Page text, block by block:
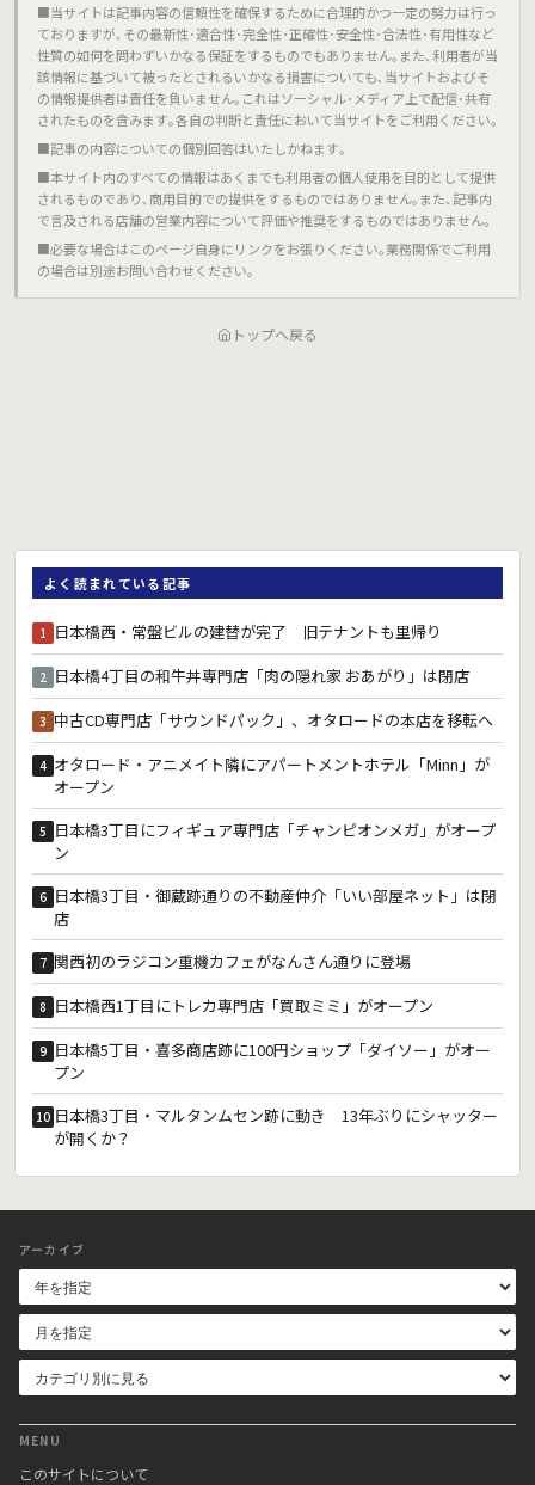
■当サイトは記事内容の信頼性を確保するために合理的かつ一定の努力は行っ
ておりますが､その最新性･適合性･完全性･正確性･安全性･合法性･有用性など
性質の如何を問わずいかなる保証をするものでもありません｡また､利用者が当
該情報に基づいて被ったとされるいかなる損害についても､当サイトおよびそ
の情報提供者は責任を負いません｡これはソーシャル･メディア上で配信･共有
されたものを含みます｡各自の判断と責任において当サイトをご利用ください｡
■記事の内容についての個別回答はいたしかねます｡
■本サイト内のすべての情報はあくまでも利用者の個人使用を目的として提供
されるものであり､商用目的での提供をするものではありません｡また､記事内
で言及される店舗の営業内容について評価や推奨をするものではありません｡
■必要な場合はこのページ自身にリンクをお張りください｡業務関係でご利用
の場合は別途お問い合わせください｡
トップへ戻る
よく読まれている記事
1 日本橋西・常盤ビルの建替が完了 旧テナントも里帰り
2 日本橋4丁目の和牛丼専門店「肉の隠れ家 おあがり」は閉店
3 中古CD専門店「サウンドパック」、オタロードの本店を移転へ
4 オタロード・アニメイト隣にアパートメントホテル「Minn」が
オープン
5 日本橋3丁目にフィギュア専門店「チャンピオンメガ」がオープ
ン
6 日本橋3丁目・御蔵跡通りの不動産仲介「いい部屋ネット」は閉
店
7 関西初のラジコン重機カフェがなんさん通りに登場
8 日本橋西1丁目にトレカ専門店「買取ミミ」がオープン
9 日本橋5丁目・喜多商店跡に100円ショップ「ダイソー」がオー
プン
10 日本橋3丁目・マルタンムセン跡に動き 13年ぶりにシャッター
が開くか？
アーカイブ
MENU
このサイトについて